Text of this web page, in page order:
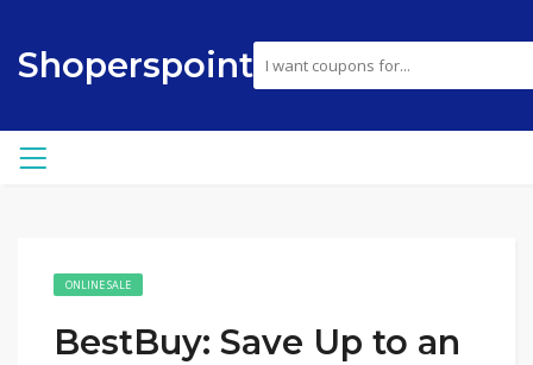
Shoperspoint
ONLINE SALE
BestBuy: Save Up to an